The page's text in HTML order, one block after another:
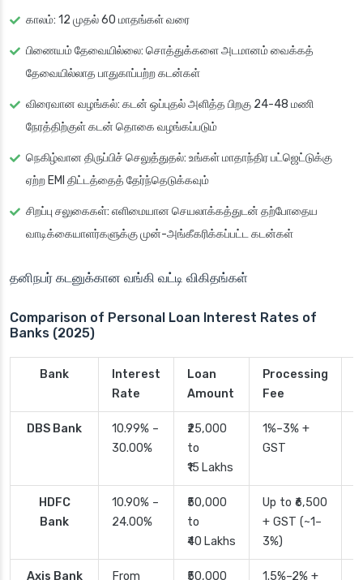
காலம்: 12 முதல் 60 மாதங்கள் வரை
பிணையம் தேவையில்லை: சொத்துக்களை அடமானம் வைக்கத்
தேவையில்லாத பாதுகாப்பற்ற கடன்கள்
விரைவான வழங்கல்: கடன் ஒப்புதல் அளித்த பிறகு 24-48 மணி
நேரத்திற்குள் கடன் தொகை வழங்கப்படும்
நெகிழ்வான திருப்பிச் செலுத்துதல்: உங்கள் மாதாந்திர பட்ஜெட்டுக்கு
ஏற்ற EMI திட்டத்தைத் தேர்ந்தெடுக்கவும்
சிறப்பு சலுகைகள்: எளிமையான செயலாக்கத்துடன் தற்போதைய
வாடிக்கையாளர்களுக்கு முன்-அங்கீகரிக்கப்பட்ட கடன்கள்
தனிநபர் கடனுக்கான வங்கி வட்டி விகிதங்கள்
Comparison of Personal Loan Interest Rates of
Banks (2025)
Bank
Interest
Rate
Loan
Amount
Processing
Fee
DBS Bank
10.99% –
30.00%
₹25,000
to
₹15 Lakhs
1%–3% +
GST
HDFC
Bank
10.90% –
24.00%
₹50,000
to
₹40 Lakhs
Up to ₹6,500
+ GST (~1–
3%)
Axis Bank From ₹50,000 1.5%–2% +